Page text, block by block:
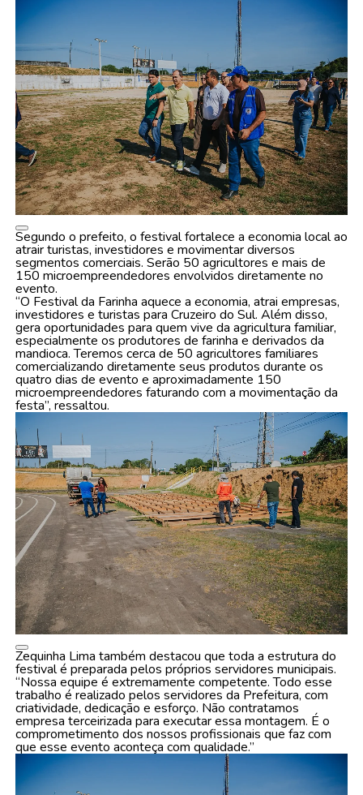
Segundo o prefeito, o festival fortalece a economia local ao
atrair turistas, investidores e movimentar diversos
segmentos comerciais. Serão 50 agricultores e mais de
150 microempreendedores envolvidos diretamente no
evento.
“O Festival da Farinha aquece a economia, atrai empresas,
investidores e turistas para Cruzeiro do Sul. Além disso,
gera oportunidades para quem vive da agricultura familiar,
especialmente os produtores de farinha e derivados da
mandioca. Teremos cerca de 50 agricultores familiares
comercializando diretamente seus produtos durante os
quatro dias de evento e aproximadamente 150
microempreendedores faturando com a movimentação da
festa”, ressaltou.
Zequinha Lima também destacou que toda a estrutura do
festival é preparada pelos próprios servidores municipais.
“Nossa equipe é extremamente competente. Todo esse
trabalho é realizado pelos servidores da Prefeitura, com
criatividade, dedicação e esforço. Não contratamos
empresa terceirizada para executar essa montagem. É o
comprometimento dos nossos profissionais que faz com
que esse evento aconteça com qualidade.”